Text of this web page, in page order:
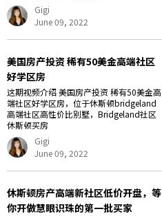
Gigi
June 09, 2022
美国房产投资 稀有50美金高端社区
好学区房
这期视频介绍 美国房产投资 稀有50美金高
端社区好学区房，位于休斯顿bridgeland
高端社区高性价比别墅，Bridgeland社区
休斯顿买房
Gigi
June 09, 2022
休斯顿房产高端新社区低价开盘，等
你开做慧眼识珠的第一批买家